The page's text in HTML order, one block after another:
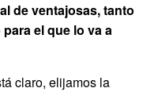
de ventajosas, tanto
el que lo va a
claro, elijamos la